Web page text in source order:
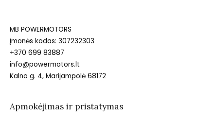
MB POWERMOTORS
Įmonės kodas: 307232303
+370 699 83887
info@powermotors.lt
Kalno g. 4, Marijampolė 68172
Apmokėjimas ir pristatymas